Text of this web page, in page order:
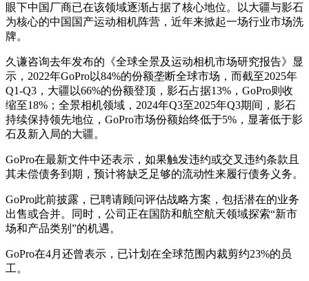
眼下中国厂商已在该领域逐渐占据了核心地位。以大疆与影石
为核心的中国国产运动相机阵营，近年来掀起一场行业市场洗
牌。
久谦咨询去年发布的《全球全景及运动相机市场研究报告》显
示，2022年GoPro以84%的份额垄断全球市场，而截至2025年
Q1-Q3，大疆以66%的份额登顶，影石占据13%，GoPro则收
缩至18%；全景相机领域，2024年Q3至2025年Q3期间，影石
持续保持领先地位，GoPro市场份额始终低于5%，显著低于影
石及新入局的大疆。
GoPro在最新文件中还表示，如果触发违约或交叉违约条款且
其未偿债务到期，预计将缺乏足够的流动性来履行债务义务。
GoPro此前披露，已聘请顾问评估战略方案，包括潜在的业务
出售或合并。同时，公司正在国防和航空航天领域探索“新市
场和产品类别”的机遇。
GoPro在4月还曾表示，已计划在全球范围内裁剪约23%的员
工。